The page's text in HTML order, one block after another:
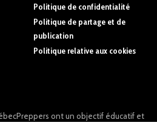
Politique de confidentialité
Politique de partage et de
publication
Politique relative aux cookies
ont un objectif éducatif et